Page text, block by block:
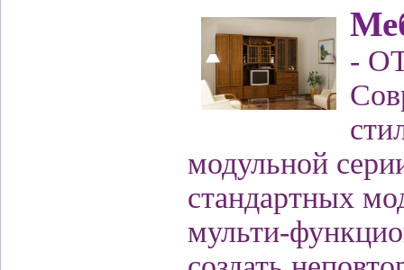
-
модульной
стандартных
мульти-